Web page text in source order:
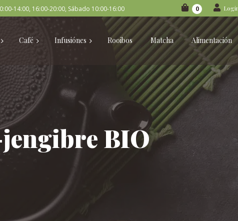
14:00, 16:00-20:00, Sábado 10:00-16:00 0
Café Infusiónes Rooibos Matcha Alimentación
BIO